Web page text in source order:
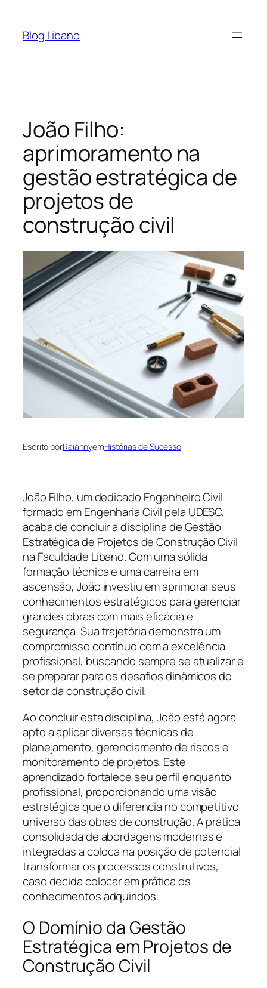
Blog Libano
João Filho:
aprimoramento na
gestão estratégica de
projetos de
construção civil
Escrito porRaiannyemHistórias de Sucesso
João Filho, um dedicado Engenheiro Civil
formado em Engenharia Civil pela UDESC,
acaba de concluir a disciplina de Gestão
Estratégica de Projetos de Construção Civil
na Faculdade Líbano. Com uma sólida
formação técnica e uma carreira em
ascensão, João investiu em aprimorar seus
conhecimentos estratégicos para gerenciar
grandes obras com mais eficácia e
segurança. Sua trajetória demonstra um
compromisso contínuo com a excelência
profissional, buscando sempre se atualizar e
se preparar para os desafios dinâmicos do
setor da construção civil.
Ao concluir esta disciplina, João está agora
apto a aplicar diversas técnicas de
planejamento, gerenciamento de riscos e
monitoramento de projetos. Este
aprendizado fortalece seu perfil enquanto
profissional, proporcionando uma visão
estratégica que o diferencia no competitivo
universo das obras de construção. A prática
consolidada de abordagens modernas e
integradas a coloca na posição de potencial
transformar os processos construtivos,
caso decida colocar em prática os
conhecimentos adquiridos.
O Domínio da Gestão
Estratégica em Projetos de
Construção Civil